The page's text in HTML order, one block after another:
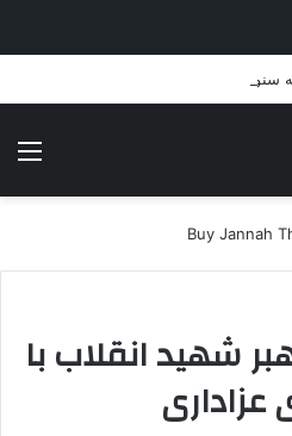
شهید انقلاب با